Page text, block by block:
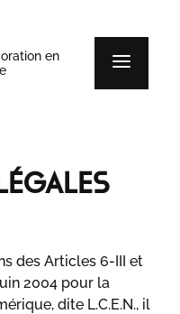
en
des Articles 6-III et
2004 pour la
dite L.C.E.N., il